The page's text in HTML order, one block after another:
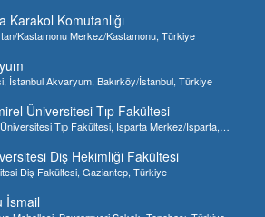
Karakol Komutanlığı
Kastamonu Merkez/Kastamonu, Türkiye
İstanbul Akvaryum, Bakırköy/İstanbul, Türkiye
Üniversitesi Tıp Fakültesi
Tıp Fakültesi, Isparta Merkez/Isparta,
Diş Hekimliği Fakültesi
Diş Fakültesi, Gaziantep, Türkiye
İsmail